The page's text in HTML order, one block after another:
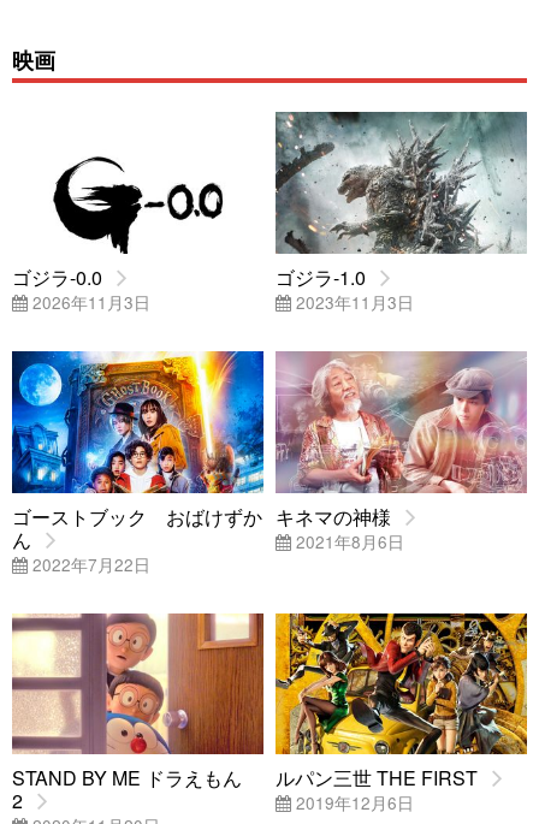
映画
ゴジラ-0.0
2026年11月3日
ゴジラ-1.0
2023年11月3日
ゴーストブック おばけずか
ん
2022年7月22日
キネマの神様
2021年8月6日
STAND BY ME ドラえもん
2
ルパン三世 THE FIRST
2019年12月6日